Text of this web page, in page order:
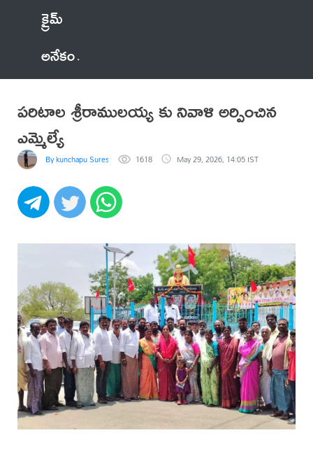
క్రైమ్
అనేకం
పరిటాల శ్రీరాములయ్య కు నివాళి అర్పించిన
ఎమ్మెల్యే
By kunchapu Suresh 1618 May 29, 2026, 14:05 IST